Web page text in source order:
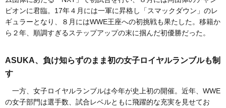
ピオンに君臨。17年４月には一軍に昇格し「スマックダウン」のレ
ギュラーとなり、８月にはWWE王座への初挑戦も果たした。移籍か
ら２年、順調すぎるステップアップの末に掴んだ初優勝だった。
ASUKA、負け知らずのまま初の女子ロイヤルランブルも制
す
一方、女子ロイヤルランブルは今年が史上初の開催。近年、WWE
の女子部門は選手数、試合レベルともに飛躍的な充実を見せてお